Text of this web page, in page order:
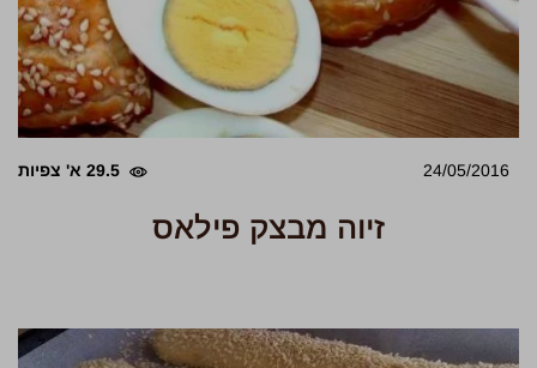
24/05/2016 29.5 א' צפיות
זיוה מבצק פילאס